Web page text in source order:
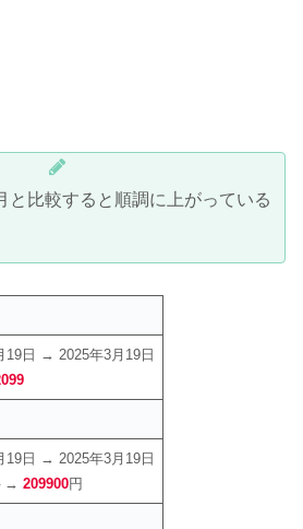
と比較すると順調に上がっている
19日 → 2025年3月19日
19日 → 2025年3月19日
→209900円